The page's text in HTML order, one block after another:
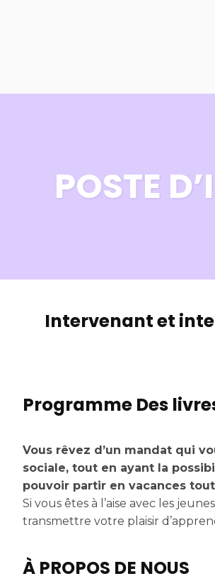
POSTE
Intervenant et
Programme Des
Vous rêvez d’un mandat qui
sociale, tout en ayant la
pouvoir partir en vacances
Si vous êtes à l’aise avec les
transmettre votre plaisir
À PROPOS DE NOUS